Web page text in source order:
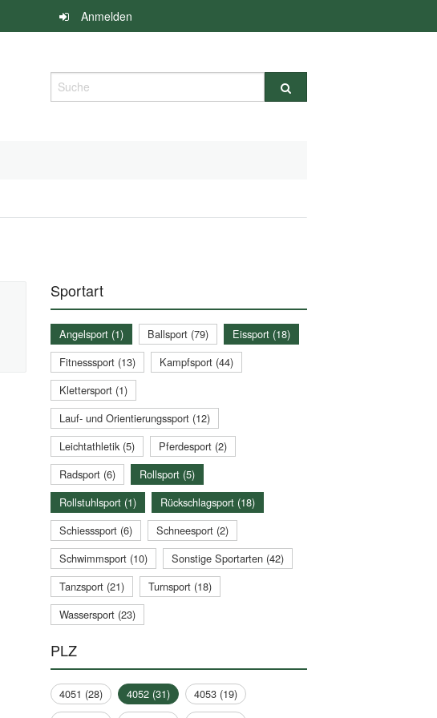
Anmelden
Suche
Sportart
Angelsport (1) Ballsport (79)
Eissport (18)
Fitnesssport (13)
Kampfsport (44)
Klettersport (1)
Lauf- und Orientierungssport (12)
Leichtathletik (5)
Pferdesport (2)
Radsport (6)
Rollsport (5)
Rollstuhlsport (1)
Rückschlagsport (18)
Schiesssport (6)
Schneesport (2)
Schwimmsport (10)
Sonstige Sportarten (42)
Tanzsport (21)
Turnsport (18)
Wassersport (23)
PLZ
4051 (28) 4052 (31)
4053 (19)